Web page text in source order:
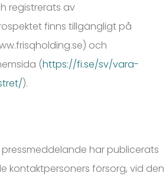
registrerats av
finns tillgängligt på
och
(https://fi.se/sv/vara-
).
har publicerats
kontaktpersoners försorg, vid den